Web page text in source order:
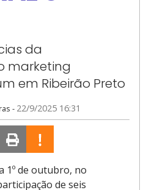
da
marketing
em Ribeirão Preto
- 22/9/2025 16:31